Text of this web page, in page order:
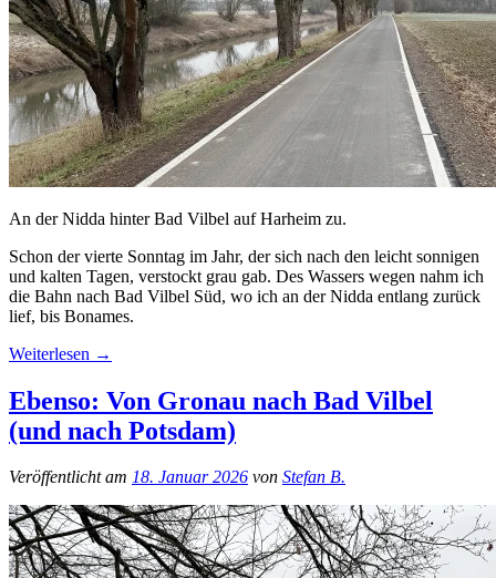
An der Nidda hinter Bad Vilbel auf Harheim zu.
Schon der vierte Sonntag im Jahr, der sich nach den leicht sonnigen
und kalten Tagen, verstockt grau gab. Des Wassers wegen nahm ich
die Bahn nach Bad Vilbel Süd, wo ich an der Nidda entlang zurück
lief, bis Bonames.
Weiterlesen →
Ebenso: Von Gronau nach Bad Vilbel
(und nach Potsdam)
Veröffentlicht am 18. Januar 2026 von Stefan B.